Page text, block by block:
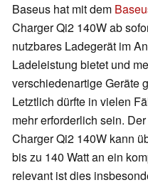
Baseus hat mit dem
Charger Qi2 140W ab
nutzbares Ladegerät im
Ladeleistung bietet und
verschiedenartige Geräte
Letztlich dürfte in vielen
mehr erforderlich sein.
Charger Qi2 140W kann
bis zu 140 Watt an ein
relevant ist dies